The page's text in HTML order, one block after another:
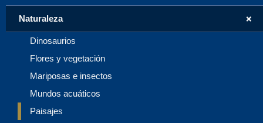
+
Naturaleza
Dinosaurios
Flores y vegetación
Mariposas e insectos
Mundos acuáticos
Paisajes